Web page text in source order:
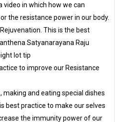
video in which how we can
the resistance power in our body.
This is the best
Satyanarayana Raju
lot tip
to improve our Resistance
making and eating special dishes
best practice to make our selves
the immunity power of our